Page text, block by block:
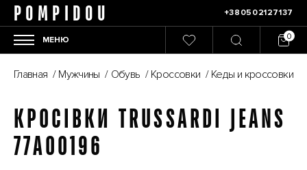
POMPIDOU +380502127137
МЕНЮ
Главная / Мужчины / Обувь / Кроссовки / Кеды и кроссовки
КРОСІВКИ TRUSSARDI JEANS
77A00196